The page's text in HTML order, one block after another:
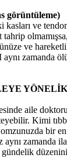
görüntüleme)
kasları ve
ve
zamanda
aile
Kimi
bir
zamanda
gündelik